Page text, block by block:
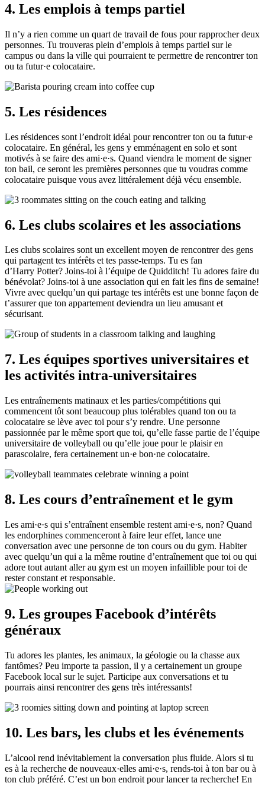
4. Les emplois à temps partiel
Il n’y a rien comme un quart de travail de fous pour rapprocher deux
personnes. Tu trouveras plein d’emplois à temps partiel sur le
campus ou dans la ville qui pourraient te permettre de rencontrer ton
ou ta futur·e colocataire.
5. Les résidences
Les résidences sont l’endroit idéal pour rencontrer ton ou ta futur·e
colocataire. En général, les gens y emménagent en solo et sont
motivés à se faire des ami·e·s. Quand viendra le moment de signer
ton bail, ce seront les premières personnes que tu voudras comme
colocataire puisque vous avez littéralement déjà vécu ensemble.
6. Les clubs scolaires et les associations
Les clubs scolaires sont un excellent moyen de rencontrer des gens
qui partagent tes intérêts et tes passe-temps. Tu es fan
d’Harry Potter? Joins-toi à l’équipe de Quidditch! Tu adores faire du
bénévolat? Joins-toi à une association qui en fait les fins de semaine!
Vivre avec quelqu’un qui partage tes intérêts est une bonne façon de
t’assurer que ton appartement deviendra un lieu amusant et
sécurisant.
7. Les équipes sportives universitaires et
les activités intra-universitaires
Les entraînements matinaux et les parties/compétitions qui
commencent tôt sont beaucoup plus tolérables quand ton ou ta
colocataire se lève avec toi pour s’y rendre. Une personne
passionnée par le même sport que toi, qu’elle fasse partie de l’équipe
universitaire de volleyball ou qu’elle joue pour le plaisir en
parascolaire, fera certainement un·e bon·ne colocataire.
8. Les cours d’entraînement et le gym
Les ami·e·s qui s’entraînent ensemble restent ami·e·s, non? Quand
les endorphines commenceront à faire leur effet, lance une
conversation avec une personne de ton cours ou du gym. Habiter
avec quelqu’un qui a la même routine d’entraînement que toi ou qui
adore tout autant aller au gym est un moyen infaillible pour toi de
rester constant et responsable.
9. Les groupes Facebook d’intérêts
généraux
Tu adores les plantes, les animaux, la géologie ou la chasse aux
fantômes? Peu importe ta passion, il y a certainement un groupe
Facebook local sur le sujet. Participe aux conversations et tu
pourrais ainsi rencontrer des gens très intéressants!
10. Les bars, les clubs et les événements
L’alcool rend inévitablement la conversation plus fluide. Alors si tu
es à la recherche de nouveaux·elles ami·e·s, rends-toi à ton bar ou à
ton club préféré. C’est un bon endroit pour lancer ta recherche! En